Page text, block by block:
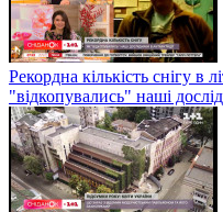
Рекордна кількість снігу в
"відкопувались" наші